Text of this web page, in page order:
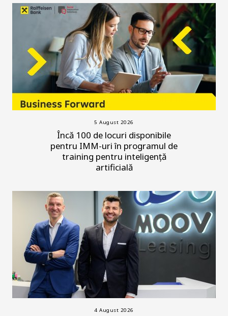
5 August 2026
Încă 100 de locuri disponibile
pentru IMM-uri în programul de
training pentru inteligență
artificială
4 August 2026